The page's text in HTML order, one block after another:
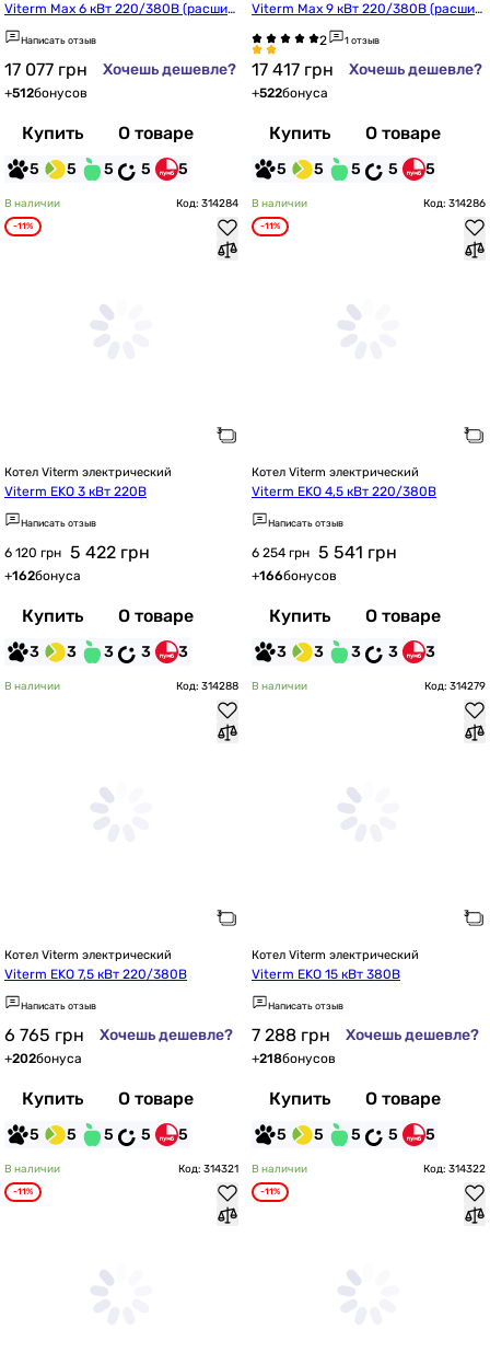
Viterm Max 6 кВт 220/380В (расшир
ительный бак + насос + группа безо
пасности)
Написать отзыв
17 077 грн Хочешь дешевле?
+512бонусов
Купить О товаре
5 5 5 5 5
Viterm Max 9 кВт 220/380В (расшир
ительный бак + насос + группа безо
пасности)
1 отзыв
17 417 грн Хочешь дешевле?
+522бонуса
Купить О товаре
5 5 5 5 5
В наличии Код: 314284
-11%
Котел Viterm электрический
Viterm EKO 3 кВт 220В
Написать отзыв
6 120 грн 5 422 грн
+162бонуса
Купить О товаре
3 3 3 3 3
В наличии Код: 314286
-11%
Котел Viterm электрический
Viterm EKO 4,5 кВт 220/380В
Написать отзыв
6 254 грн 5 541 грн
+166бонусов
Купить О товаре
3 3 3 3 3
В наличии Код: 314288
Котел Viterm электрический
Viterm EKO 7,5 кВт 220/380В
Написать отзыв
6 765 грн Хочешь дешевле?
+202бонуса
Купить О товаре
5 5 5 5 5
В наличии Код: 314279
Котел Viterm электрический
Viterm EKO 15 кВт 380В
Написать отзыв
7 288 грн Хочешь дешевле?
+218бонусов
Купить О товаре
5 5 5 5 5
В наличии Код: 314321
-11%
В наличии Код: 314322
-11%